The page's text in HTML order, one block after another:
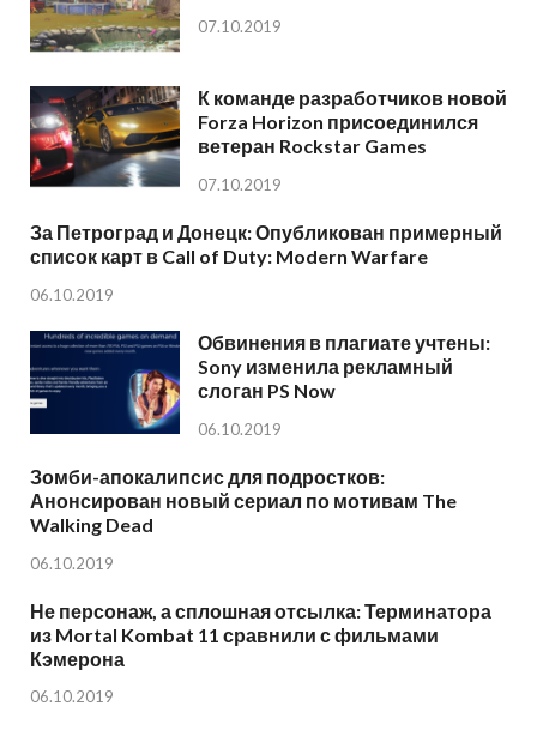
07.10.2019
К команде разработчиков новой
Forza Horizon присоединился
ветеран Rockstar Games
07.10.2019
За Петроград и Донецк: Опубликован примерный
список карт в Call of Duty: Modern Warfare
06.10.2019
Обвинения в плагиате учтены:
Sony изменила рекламный
слоган PS Now
06.10.2019
Зомби-апокалипсис для подростков:
Анонсирован новый сериал по мотивам The
Walking Dead
06.10.2019
Не персонаж, а сплошная отсылка: Терминатора
из Mortal Kombat 11 сравнили с фильмами
Кэмерона
06.10.2019